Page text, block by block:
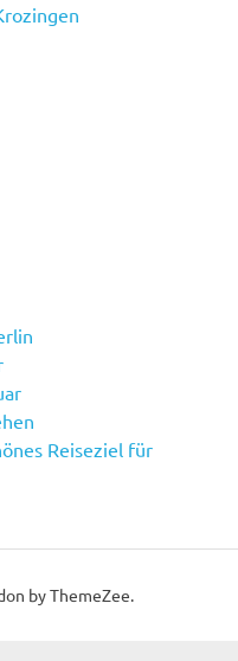
Reiseziel für
by ThemeZee.